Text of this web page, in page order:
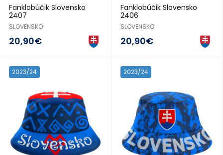
Fanklobúčik Slovensko
2407
SLOVENSKO
20,90€
Fanklobúčik Slovensko
2406
SLOVENSKO
20,90€
2023/24 2023/24